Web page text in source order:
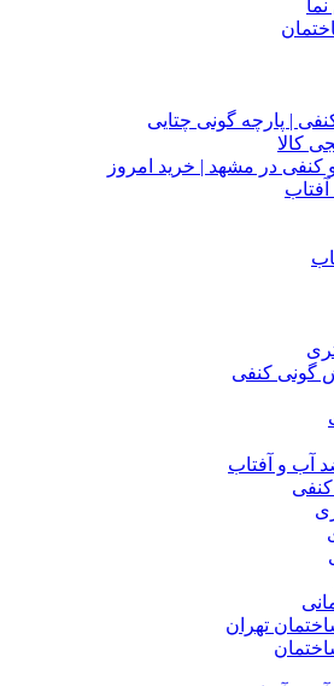
| پارچه گونی چتایی
کالا
کنفی در مشهد | خرید امروز
گونی کنفی
آب و آفتاب
کنفی
تهران